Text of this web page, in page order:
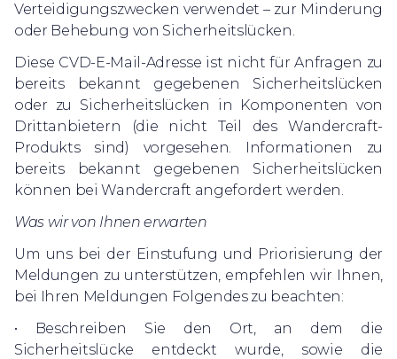
Verteidigungszwecken verwendet – zur Minderung
oder Behebung von Sicherheitslücken.
Diese CVD-E-Mail-Adresse ist nicht für Anfragen zu
bereits bekannt gegebenen Sicherheitslücken
oder zu Sicherheitslücken in Komponenten von
Drittanbietern (die nicht Teil des Wandercraft-
Produkts sind) vorgesehen. Informationen zu
bereits bekannt gegebenen Sicherheitslücken
können bei Wandercraft angefordert werden.
Was wir von Ihnen erwarten
Um uns bei der Einstufung und Priorisierung der
Meldungen zu unterstützen, empfehlen wir Ihnen,
bei Ihren Meldungen Folgendes zu beachten:
• Beschreiben Sie den Ort, an dem die
Sicherheitslücke entdeckt wurde, sowie die